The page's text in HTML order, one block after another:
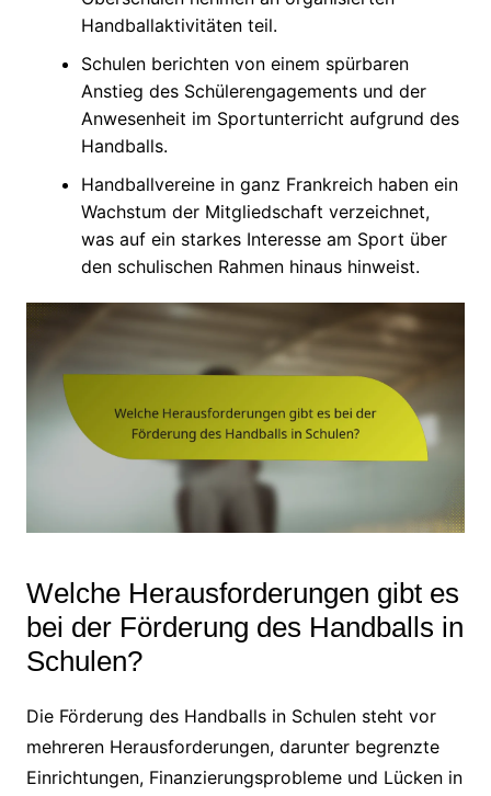
Handballaktivitäten teil.
Schulen berichten von einem spürbaren
Anstieg des Schülerengagements und der
Anwesenheit im Sportunterricht aufgrund des
Handballs.
Handballvereine in ganz Frankreich haben ein
Wachstum der Mitgliedschaft verzeichnet,
was auf ein starkes Interesse am Sport über
den schulischen Rahmen hinaus hinweist.
Welche Herausforderungen gibt es
bei der Förderung des Handballs in
Schulen?
Die Förderung des Handballs in Schulen steht vor
mehreren Herausforderungen, darunter begrenzte
Einrichtungen, Finanzierungsprobleme und Lücken in